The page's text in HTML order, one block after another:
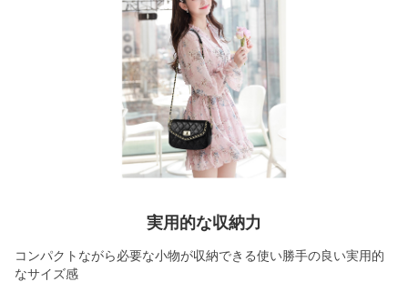
実用的な収納力
コンパクトながら必要な小物が収納できる使い勝手の良い実用的
なサイズ感